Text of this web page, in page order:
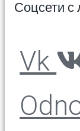
Соцсети
Vk